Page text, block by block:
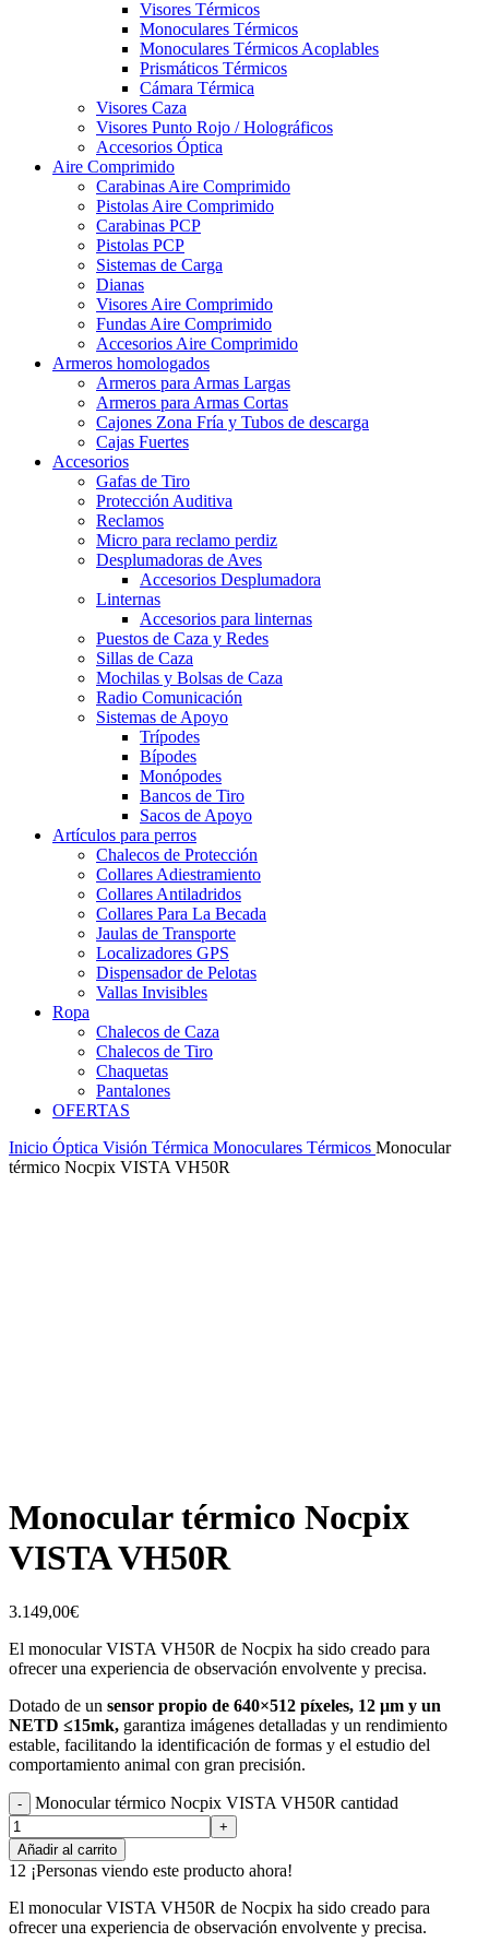
Visores Térmicos
Monoculares Térmicos
Monoculares Térmicos Acoplables
Prismáticos Térmicos
Cámara Térmica
Visores Caza
Visores Punto Rojo / Holográficos
Accesorios Óptica
Aire Comprimido
Carabinas Aire Comprimido
Pistolas Aire Comprimido
Carabinas PCP
Pistolas PCP
Sistemas de Carga
Dianas
Visores Aire Comprimido
Fundas Aire Comprimido
Accesorios Aire Comprimido
Armeros homologados
Armeros para Armas Largas
Armeros para Armas Cortas
Cajones Zona Fría y Tubos de descarga
Cajas Fuertes
Accesorios
Gafas de Tiro
Protección Auditiva
Reclamos
Micro para reclamo perdiz
Desplumadoras de Aves
Accesorios Desplumadora
Linternas
Accesorios para linternas
Puestos de Caza y Redes
Sillas de Caza
Mochilas y Bolsas de Caza
Radio Comunicación
Sistemas de Apoyo
Trípodes
Bípodes
Monópodes
Bancos de Tiro
Sacos de Apoyo
Artículos para perros
Chalecos de Protección
Collares Adiestramiento
Collares Antiladridos
Collares Para La Becada
Jaulas de Transporte
Localizadores GPS
Dispensador de Pelotas
Vallas Invisibles
Ropa
Chalecos de Caza
Chalecos de Tiro
Chaquetas
Pantalones
OFERTAS
Inicio Óptica Visión Térmica Monoculares Térmicos Monocular
térmico Nocpix VISTA VH50R
Monocular térmico Nocpix
VISTA VH50R
3.149,00€
El monocular VISTA VH50R de Nocpix ha sido creado para
ofrecer una experiencia de observación envolvente y precisa.
Dotado de un sensor propio de 640×512 píxeles, 12 μm y un
NETD ≤15mk, garantiza imágenes detalladas y un rendimiento
estable, facilitando la identificación de formas y el estudio del
comportamiento animal con gran precisión.
Monocular térmico Nocpix VISTA VH50R cantidad
Añadir al carrito
12 ¡Personas viendo este producto ahora!
El monocular VISTA VH50R de Nocpix ha sido creado para
ofrecer una experiencia de observación envolvente y precisa.